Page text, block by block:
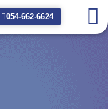
054-662-6624